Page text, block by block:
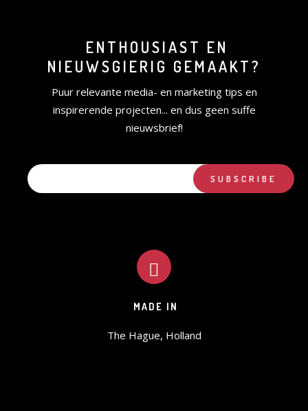
ENTHOUSIAST EN
NIEUWSGIERIG GEMAAKT?
Puur relevante media- en marketing tips en
inspirerende projecten... en dus geen suffe
nieuwsbrief!
MADE IN
The Hague, Holland